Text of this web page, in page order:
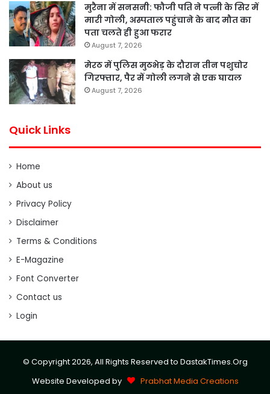
मुरैना में सनसनी: फौजी पति ने पत्नी के सिर में
मारी गोली, अस्पताल पहुंचाने के बाद मौत का
पता चलते ही हुआ फरार
August 7, 2026
मेरठ में पुलिस मुठभेड़ के दौरान तीन पशुचोर
गिरफ्तार, पैर में गोली लगने से एक घायल
August 7, 2026
Quick Links
Home
About us
Privacy Policy
Disclaimer
Terms & Conditions
E-Magazine
Font Converter
Contact us
Login
© Copyright 2026, All Rights Reserved to DastakTimes.Org
Website Developed by
Prabhat Media Creations